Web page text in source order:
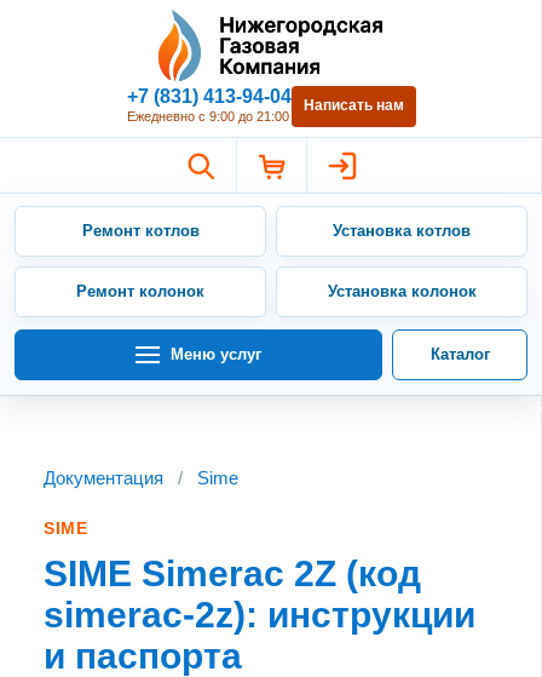
Нижегородская Газовая
+7 (831) 413-94-04
Ежедневно с 9:00 до 21:00
Написать нам
Ремонт котлов Установка котлов
Ремонт колонок Установка колонок
Меню услуг Каталог
Документация / Sime
SIME
SIME Simerac 2Z (код
simerac-2z): инструкции
и паспорта